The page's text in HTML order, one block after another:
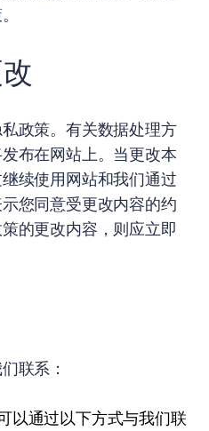
政策。有关数据处理方
布在网站上。当更改本
续使用网站和我们通过
您同意受更改内容的约
的更改内容，则应立即
联系：
以通过以下方式与我们联